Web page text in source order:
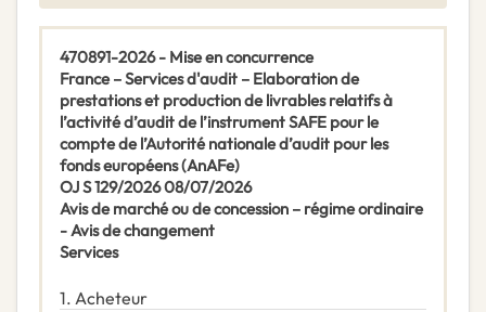
470891-2026 - Mise en concurrence
France – Services d'audit – Elaboration de
prestations et production de livrables relatifs à
l’activité d’audit de l’instrument SAFE pour le
compte de l’Autorité nationale d’audit pour les
fonds européens (AnAFe)
OJ S 129/2026 08/07/2026
Avis de marché ou de concession – régime ordinaire
- Avis de changement
Services
1. Acheteur